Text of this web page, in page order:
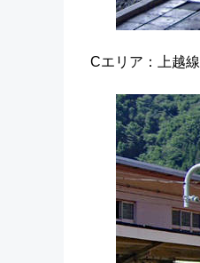
Cエリア：上越線